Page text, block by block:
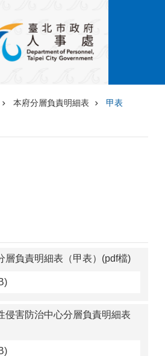
本府分層負責明細表 甲表
層負責明細表（甲表）(pdf檔)
侵害防治中心分層負責明細表